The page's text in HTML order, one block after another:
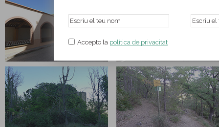
Accepto la política de privacitat